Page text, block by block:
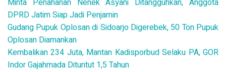
Minta Penahanan Nenek Asyani Ditangguhkan, Anggota
DPRD Jatim Siap Jadi Penjamin
Gudang Pupuk Oplosan di Sidoarjo Digerebek, 50 Ton Pupuk
Oplosan Diamankan
Kembalikan 234 Juta, Mantan Kadisporbud Selaku PA, GOR
Indor Gajahmada Dituntut 1,5 Tahun